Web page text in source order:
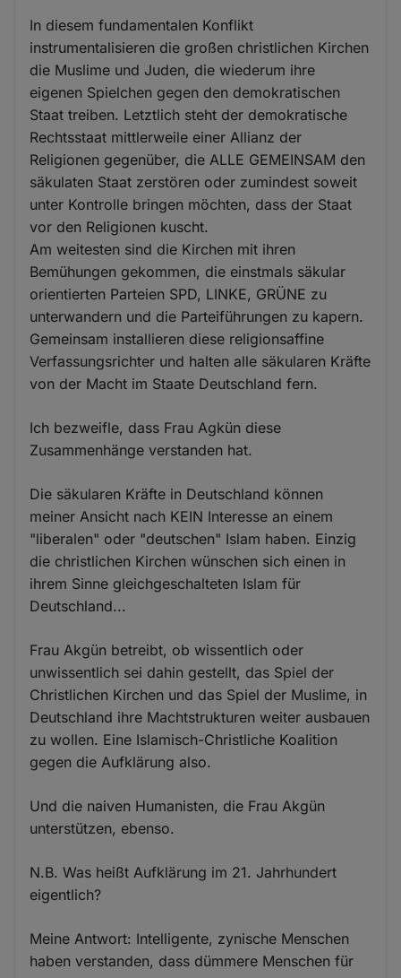
In diesem fundamentalen Konflikt
instrumentalisieren die großen christlichen Kirchen
die Muslime und Juden, die wiederum ihre
eigenen Spielchen gegen den demokratischen
Staat treiben. Letztlich steht der demokratische
Rechtsstaat mittlerweile einer Allianz der
Religionen gegenüber, die ALLE GEMEINSAM den
säkulaten Staat zerstören oder zumindest soweit
unter Kontrolle bringen möchten, dass der Staat
vor den Religionen kuscht.
Am weitesten sind die Kirchen mit ihren
Bemühungen gekommen, die einstmals säkular
orientierten Parteien SPD, LINKE, GRÜNE zu
unterwandern und die Parteiführungen zu kapern.
Gemeinsam installieren diese religionsaffine
Verfassungsrichter und halten alle säkularen Kräfte
von der Macht im Staate Deutschland fern.
Ich bezweifle, dass Frau Agkün diese
Zusammenhänge verstanden hat.
Die säkularen Kräfte in Deutschland können
meiner Ansicht nach KEIN Interesse an einem
"liberalen" oder "deutschen" Islam haben. Einzig
die christlichen Kirchen wünschen sich einen in
ihrem Sinne gleichgeschalteten Islam für
Deutschland...
Frau Akgün betreibt, ob wissentlich oder
unwissentlich sei dahin gestellt, das Spiel der
Christlichen Kirchen und das Spiel der Muslime, in
Deutschland ihre Machtstrukturen weiter ausbauen
zu wollen. Eine Islamisch-Christliche Koalition
gegen die Aufklärung also.
Und die naiven Humanisten, die Frau Akgün
unterstützen, ebenso.
N.B. Was heißt Aufklärung im 21. Jahrhundert
eigentlich?
Meine Antwort: Intelligente, zynische Menschen
haben verstanden, dass dümmere Menschen für